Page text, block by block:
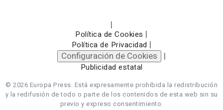
|
Política de Cookies |
Política de Privacidad |
Configuración de Cookies |
Publicidad estatal
© 2026 Europa Press. Está expresamente prohibida la redistribución
y la redifusión de todo o parte de los contenidos de esta web sin su
previo y expreso consentimiento.